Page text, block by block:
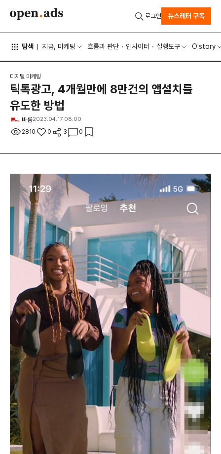
탐색 지금, 마케팅 흐름과 판단 인사이터 실행도구 O'story
로그인 뉴스레터 구독
디지털 마케팅
틱톡광고, 4개월만에 8만건의 앱설치를
유도한 방법
바름2023.04.17 08:00
2810 0 3 0